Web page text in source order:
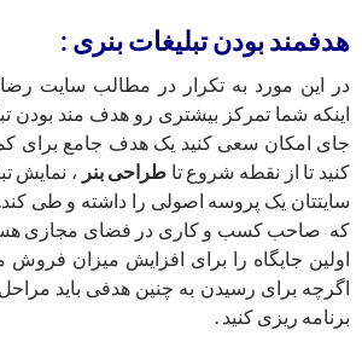
هدفمند بودنتبلیغات بنری :
در این مورد به تکرار در مطالب سایت
اینکه شما تمرکز بیشتری رو هدف مند بودن
جای امکان سعی کنید یک هدف جامع برای
کنید تا از نقطه شروع تا طراحی بنر ، نمایش
سایتتان یک پروسه اصولی را داشته و طی
که صاحب کسب و کاری در فضای مجازی
اولین جایگاه را برای افزایش میزان
اگرچه برای رسیدن به چنین هدفی باید
برنامه ریزی کنید .